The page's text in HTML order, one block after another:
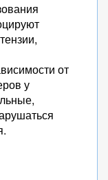
от
у